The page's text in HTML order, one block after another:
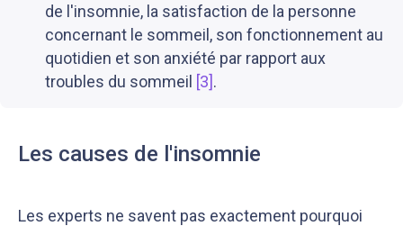
de l'insomnie, la satisfaction de la personne
concernant le sommeil, son fonctionnement au
quotidien et son anxiété par rapport aux
troubles du sommeil [3].
Les causes de l'insomnie
Les experts ne savent pas exactement pourquoi